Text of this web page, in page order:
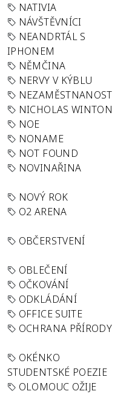
NATIVIA
NÁVŠTĚVNÍCI
NEANDRTÁL S
IPHONEM
NĚMČINA
NERVY V KÝBLU
NEZAMĚSTNANOST
NICHOLAS WINTON
NOE
NONAME
NOT FOUND
NOVINAŘINA
NOVÝ ROK
O2 ARENA
OBČERSTVENÍ
OBLEČENÍ
OČKOVÁNÍ
ODKLÁDÁNÍ
OFFICE SUITE
OCHRANA PŘÍRODY
OKÉNKO
STUDENTSKÉ POEZIE
OLOMOUC OŽIJE